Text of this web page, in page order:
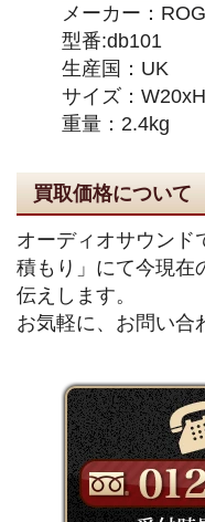
メーカー：
型番:db101
生産国：UK
サイズ：
重量：2.4kg
買取価格について
オーディオサウンド
積もり」にて今現在
伝えします。
お気軽に、お問い合